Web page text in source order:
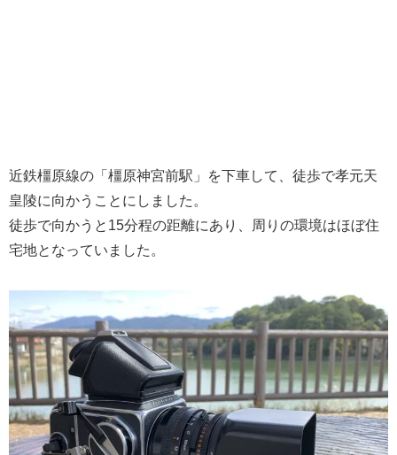
近鉄橿原線の「橿原神宮前駅」を下車して、徒歩で孝元天
皇陵に向かうことにしました。
徒歩で向かうと15分程の距離にあり、周りの環境はほぼ住
宅地となっていました。